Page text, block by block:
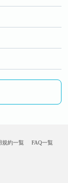
規約一覧
FAQ一覧